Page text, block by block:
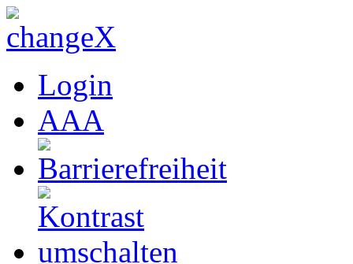
Login
AAA